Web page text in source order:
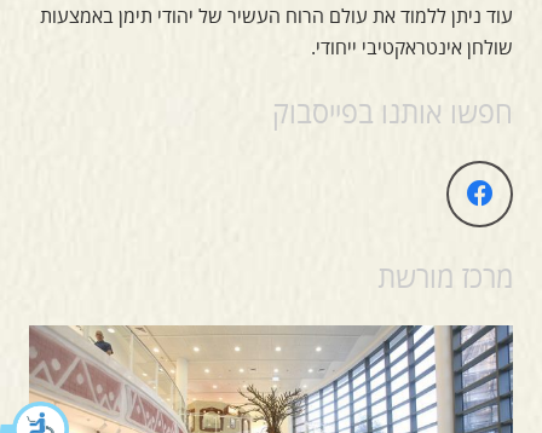
עוד ניתן ללמוד את עולם הרוח העשיר של יהודי תימן באמצעות
שולחן אינטראקטיבי ייחודי.
חפשו אותנו בפייסבוק
מרכז מורשת